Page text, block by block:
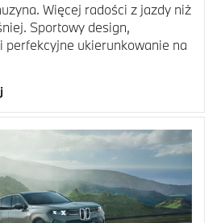
Więcej radości z jazdy niż
Sportowy design,
perfekcyjne ukierunkowanie na